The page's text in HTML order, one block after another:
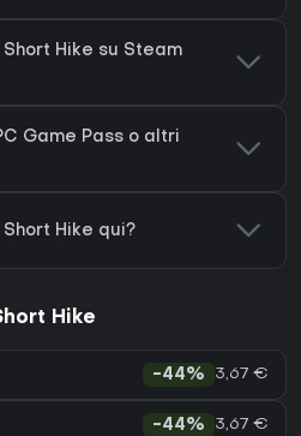
Hike su Steam
Game Pass o altri
Hike qui?
Hike
-44% 3,67 €
-44% 3,67 €